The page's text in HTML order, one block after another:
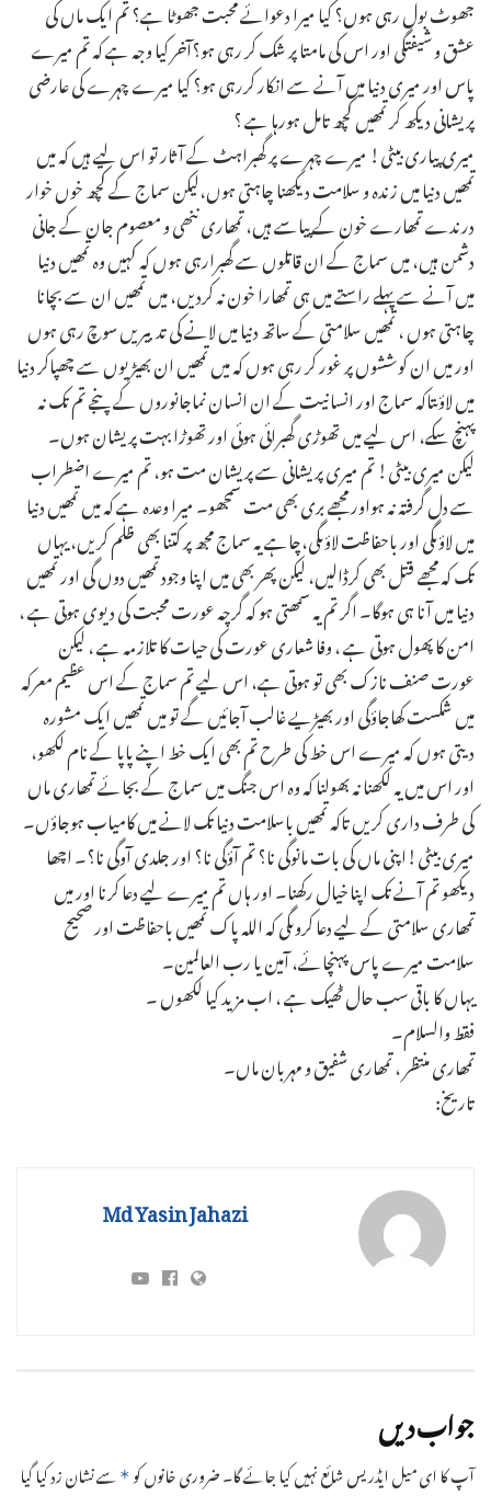
جھوٹ بول رہی ہوں؟ کیا میرا دعوائے محبت جھوٹا ہے؟ تم ایک ماں کی
عشق و شیفتگی اور اس کی مامتا پر شک کر رہی ہو؟آخر کیا وجہ ہے کہ تم میرے
پاس اور میری دنیا میں آنے سے انکار کررہی ہو؟ کیا میرے چہرے کی عارضی
پریشانی دیکھ کر تمھیں کچھ تامل ہورہا ہے ؟
میری پیاری بیٹی! میرے چہرے پر گھبراہٹ کے آثار تو اس لیے ہیں کہ میں
تمھیں دنیا میں زندہ و سلامت دیکھنا چاہتی ہوں،لیکن سماج کے کچھ خوں خوار
درندے تمھارے خون کے پیاسے ہیں، تمھاری ننھی و معصوم جان کے جانی
دشمن ہیں، میں سماج کے ان قاتلوں سے گھبرارہی ہوں کہ کہیں وہ تمھیں دنیا
میں آنے سے پہلے راستے میں ہی تمھارا خون نہ کردیں، میں تمھیں ان سے بچانا
چاہتی ہوں ، تمھیں سلامتی کے ساتھ دنیا میں لانے کی تدبیریں سوچ رہی ہوں
اور میں ان کوششوں پر غور کر رہی ہوں کہ میں تمھیں ان بھیڑیوں سے چھپاکر دنیا
میں لاؤںتاکہ سماج اور انسانیت کے ان انسان نماجانوروں کے پنجے تم تک نہ
پہنچ سکے، اس لیے میں تھوڑی گھبرائی ہوئی اور تھوڑا بہت پریشان ہوں۔
لیکن میری بیٹی! تم میری پریشانی سے پریشان مت ہو، تم میرے اضطراب
سے دل گرفتہ نہ ہواور مجھے بری بھی مت سمجھو۔ میرا وعدہ ہے کہ میں تمھیں دنیا
میں لاؤںگی اور باحفاظت لاؤںگی،چاہے یہ سماج مجھ پر کتنا بھی ظلم کریں، یہاں
تک کہ مجھے قتل بھی کرڈالیں، لیکن پھر بھی میں اپنا وجود تمھیں دوں گی اور تمھیں
دنیا میں آنا ہی ہوگا۔ اگر تم یہ سمھتی ہو کہ گرچہ عورت محبت کی دیوی ہوتی ہے ،
امن کا پھول ہوتی ہے ، وفا شعاری عورت کی حیات کا تلازمہ ہے ، لیکن
عورت صنف نازک بھی تو ہوتی ہے، اس لیے تم سماج کے اس عظیم معرکہ
میں شکست کھاجاؤگی اور بھیڑیے غالب آجائیں گے تو میں تمھیں ایک مشورہ
دیتی ہوں کہ میرے اس خط کی طرح تم بھی ایک خط اپنے پاپا کے نام لکھو،
اور اس میں یہ لکھنا نہ بھولنا کہ وہ اس جنگ میں سماج کے بجائے تمھاری ماں
کی طرف داری کریں تاکہ تمھیں باسلامت دنیا تک لانے میں کامیاب ہوجاؤں۔
میری بیٹی!اپنی ماں کی بات مانوگی نا؟ تم آؤگی نا؟ اور جلدی آوگی نا؟۔ اچھا
دیکھو تم آنے تک اپنا خیال رکھنا۔ اور ہاں تم میرے لیے دعا کرنا اور میں
تمھاری سلامتی کے لیے دعا کروںگی کہ اللہ پاک تمھیں باحفاظت اور صحیح
سلامت میرے پاس پہنچائے، آمین یا رب العالمین۔
یہاں کا باقی سب حال ٹھیک ہے ، اب مزید کیا لکھوں ۔
فقط والسلام۔
تمھاری منتظر ، تمھاری شفیق و مہربان ماں۔
تاریخ:
Md Yasin Jahazi
جواب دیں
آپ کا ای میل ایڈریس شائع نہیں کیا جائے گا۔ضروری خانوں کو * سے نشان زد کیا گیا